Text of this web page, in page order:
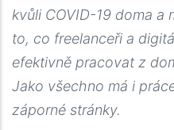
kvůli COVID-19 doma a
to, co freelanceři a
efektivně pracovat z
Jako všechno má i
záporné stránky.